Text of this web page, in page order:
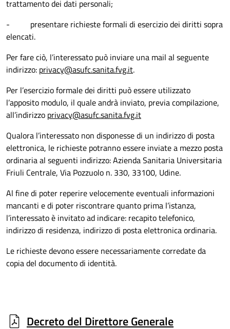
trattamento dei dati personali;
- presentare richieste formali di esercizio dei diritti sopra
elencati.
Per fare ciò, l’interessato può inviare una mail al seguente
indirizzo: privacy@asufc.sanita.fvg.it.
Per l’esercizio formale dei diritti può essere utilizzato
l’apposito modulo, il quale andrà inviato, previa compilazione,
all’indirizzo privacy@asufc.sanita.fvg.it
Qualora l’interessato non disponesse di un indirizzo di posta
elettronica, le richieste potranno essere inviate a mezzo posta
ordinaria al seguenti indirizzo: Azienda Sanitaria Universitaria
Friuli Centrale, Via Pozzuolo n. 330, 33100, Udine.
Al fine di poter reperire velocemente eventuali informazioni
mancanti e di poter riscontrare quanto prima l’istanza,
l’interessato è invitato ad indicare: recapito telefonico,
indirizzo di residenza, indirizzo di posta elettronica ordinaria.
Le richieste devono essere necessariamente corredate da
copia del documento di identità.
Decreto del Direttore Generale